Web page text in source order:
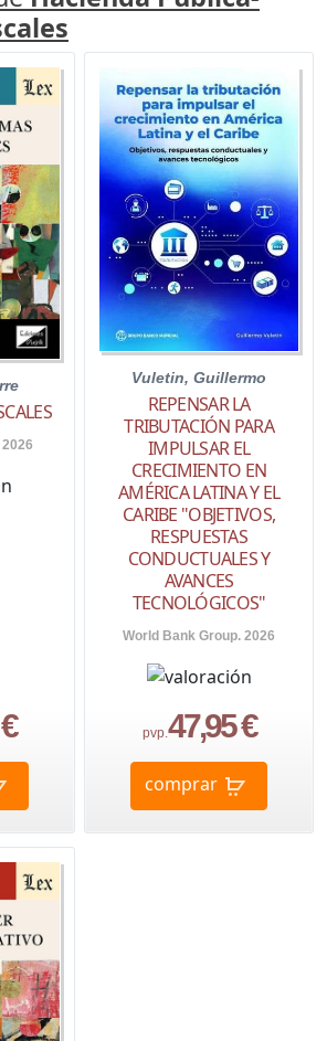
Vuletin, Guillermo
REPENSAR LA
TRIBUTACIÓN PARA
IMPULSAR EL
CRECIMIENTO EN
AMÉRICA LATINA Y EL
CARIBE "OBJETIVOS,
RESPUESTAS
CONDUCTUALES Y
AVANCES
TECNOLÓGICOS"
World Bank Group. 2026
pvp. 47,95 €
comprar